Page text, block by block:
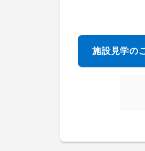
施設見学の